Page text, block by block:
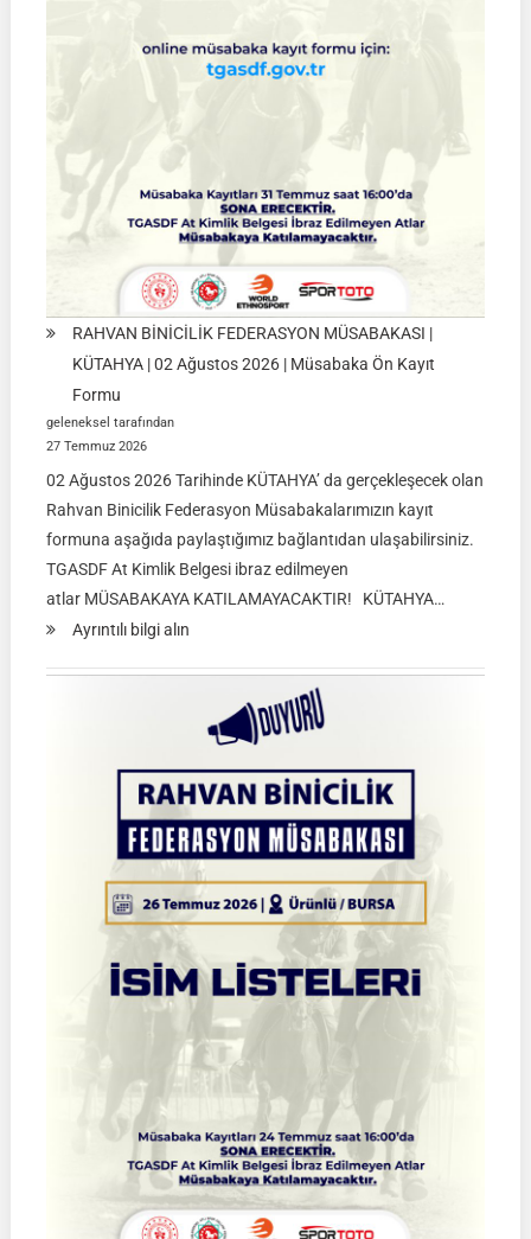
01
RAHVAN BİNİCİLİK FEDERASYON MÜSABAKASI |
KÜTAHYA | 02 Ağustos 2026 | Müsabaka Ön Kayıt
Formu
geleneksel tarafından
27 Temmuz 2026
02 Ağustos 2026 Tarihinde KÜTAHYA’ da gerçekleşecek olan
Rahvan Binicilik Federasyon Müsabakalarımızın kayıt
formuna aşağıda paylaştığımız bağlantıdan ulaşabilirsiniz.
TGASDF At Kimlik Belgesi ibraz edilmeyen
atlar MÜSABAKAYA KATILAMAYACAKTIR! KÜTAHYA…
Ayrıntılı bilgi alın:
FEDERASYON
MÜSABAKASI
|
KÜTAHYA
|
02
Ağustos
|
Müsabaka
Kayıt